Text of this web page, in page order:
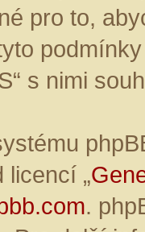
pro to,
s nimi
licencí „
.